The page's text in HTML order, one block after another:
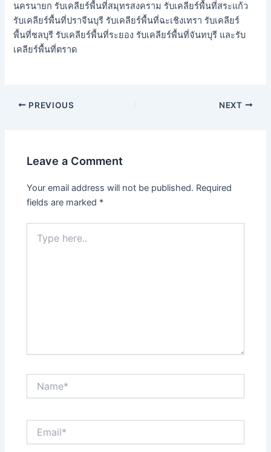
นครนายก รับเคลียร์พื้นที่สมุทรสงคราม รับเคลียร์พื้นที่สระแก้ว
รับเคลียร์พื้นที่ปราจีนบุรี รับเคลียร์พื้นที่ฉะเชิงเทรา รับเคลียร์
พื้นที่ชลบุรี รับเคลียร์พื้นที่ระยอง รับเคลียร์พื้นที่จันทบุรี และรับ
เคลียร์พื้นที่ตราด
PREVIOUS NEXT
Leave a Comment
Your email address will not be published. Required
fields are marked *
here..